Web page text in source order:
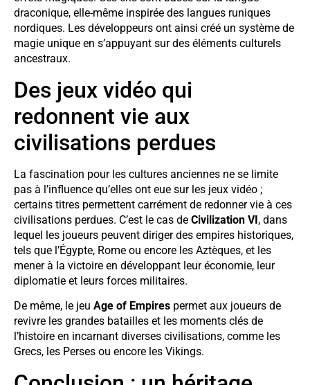
draconique, elle-même inspirée des langues runiques
nordiques. Les développeurs ont ainsi créé un système de
magie unique en s’appuyant sur des éléments culturels
ancestraux.
Des jeux vidéo qui
redonnent vie aux
civilisations perdues
La fascination pour les cultures anciennes ne se limite
pas à l’influence qu’elles ont eue sur les jeux vidéo ;
certains titres permettent carrément de redonner vie à ces
civilisations perdues. C’est le cas de Civilization VI, dans
lequel les joueurs peuvent diriger des empires historiques,
tels que l’Égypte, Rome ou encore les Aztèques, et les
mener à la victoire en développant leur économie, leur
diplomatie et leurs forces militaires.
De même, le jeu Age of Empires permet aux joueurs de
revivre les grandes batailles et les moments clés de
l’histoire en incarnant diverses civilisations, comme les
Grecs, les Perses ou encore les Vikings.